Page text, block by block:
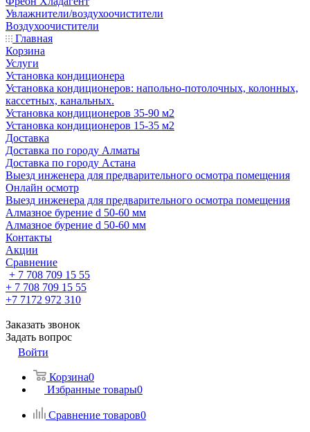
Увлажнители/воздухоочистители
Воздухоочистители
Главная
Корзина
Услуги
Установка кондиционера
Установка кондиционеров: напольно-потолочных, колонных,
кассетных, канальных.
Установка кондиционеров 35-90 м2
Установка кондиционеров 15-35 м2
Доставка
Доставка по городу Алматы
Доставка по городу Астана
Выезд инженера для предварительного осмотра помещения
Онлайн осмотр
Выезд инженера для предварительного осмотра помещения
Алмазное бурение d 50-60 мм
Алмазное бурение d 50-60 мм
Контакты
Акции
Сравнение
+ 7 708 709 15 55
+ 7 708 709 15 55
+7 7172 972 310
Заказать звонок
Задать вопрос
Войти
Корзина0
Избранные товары0
Сравнение товаров0